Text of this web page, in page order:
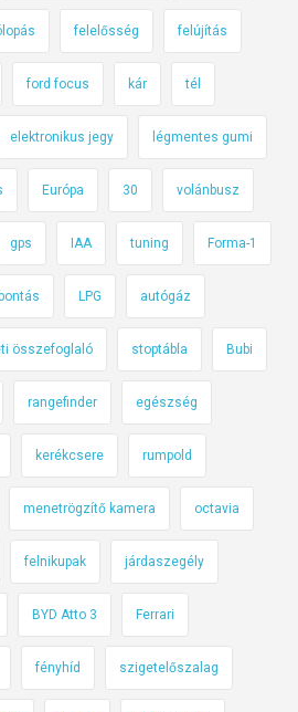
felelősség felújítás
ford focus kár tél
elektronikus jegy légmentes gumi
Európa 30 volánbusz
gps IAA tuning Forma-1
LPG autógáz
összefoglaló stoptábla Bubi
rangefinder egészség
kerékcsere rumpold
menetrögzítő kamera octavia
felnikupak járdaszegély
BYD Atto 3 Ferrari
fényhíd szigetelőszalag